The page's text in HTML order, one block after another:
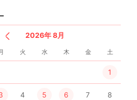
2026年 8月
火 水 木 金 土
1
4 5 6 7 8